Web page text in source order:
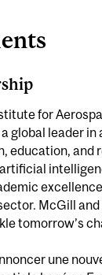
for
leader
McGill
tomorrow’s
une